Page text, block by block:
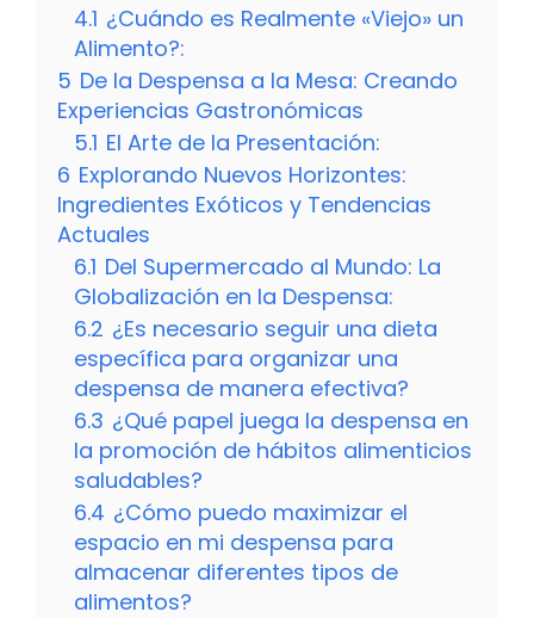
4.1 ¿Cuándo es Realmente «Viejo» un
Alimento?:
5 De la Despensa a la Mesa: Creando
Experiencias Gastronómicas
5.1 El Arte de la Presentación:
6 Explorando Nuevos Horizontes:
Ingredientes Exóticos y Tendencias
Actuales
6.1 Del Supermercado al Mundo: La
Globalización en la Despensa:
6.2 ¿Es necesario seguir una dieta
específica para organizar una
despensa de manera efectiva?
6.3 ¿Qué papel juega la despensa en
la promoción de hábitos alimenticios
saludables?
6.4 ¿Cómo puedo maximizar el
espacio en mi despensa para
almacenar diferentes tipos de
alimentos?